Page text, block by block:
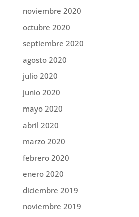
noviembre 2020
octubre 2020
septiembre 2020
agosto 2020
julio 2020
junio 2020
mayo 2020
abril 2020
marzo 2020
febrero 2020
enero 2020
diciembre 2019
noviembre 2019